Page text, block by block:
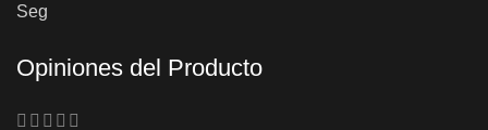
Seg
Opiniones del Producto